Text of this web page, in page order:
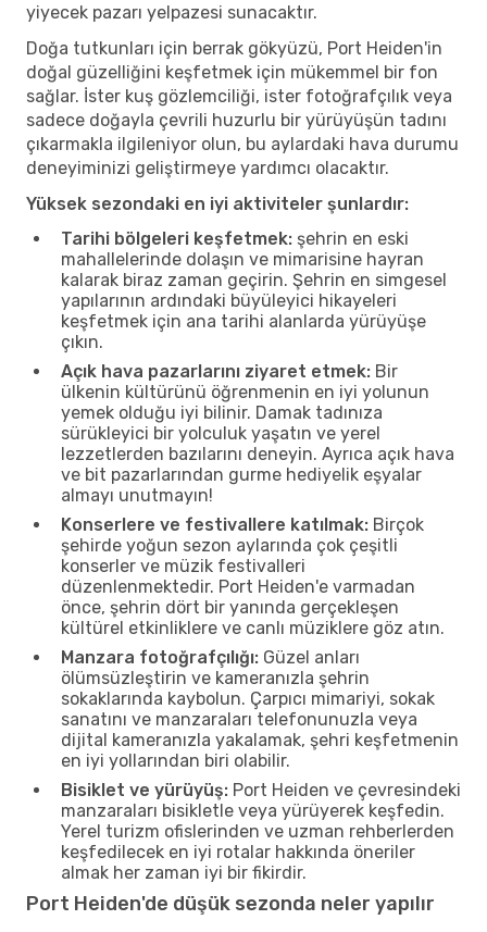
yiyecek pazarı yelpazesi sunacaktır.
Doğa tutkunları için berrak gökyüzü, Port Heiden'in
doğal güzelliğini keşfetmek için mükemmel bir fon
sağlar. İster kuş gözlemciliği, ister fotoğrafçılık veya
sadece doğayla çevrili huzurlu bir yürüyüşün tadını
çıkarmakla ilgileniyor olun, bu aylardaki hava durumu
deneyiminizi geliştirmeye yardımcı olacaktır.
Yüksek sezondaki en iyi aktiviteler şunlardır:
Tarihi bölgeleri keşfetmek: şehrin en eski
mahallelerinde dolaşın ve mimarisine hayran
kalarak biraz zaman geçirin. Şehrin en simgesel
yapılarının ardındaki büyüleyici hikayeleri
keşfetmek için ana tarihi alanlarda yürüyüşe
çıkın.
Açık hava pazarlarını ziyaret etmek: Bir
ülkenin kültürünü öğrenmenin en iyi yolunun
yemek olduğu iyi bilinir. Damak tadınıza
sürükleyici bir yolculuk yaşatın ve yerel
lezzetlerden bazılarını deneyin. Ayrıca açık hava
ve bit pazarlarından gurme hediyelik eşyalar
almayı unutmayın!
Konserlere ve festivallere katılmak: Birçok
şehirde yoğun sezon aylarında çok çeşitli
konserler ve müzik festivalleri
düzenlenmektedir. Port Heiden'e varmadan
önce, şehrin dört bir yanında gerçekleşen
kültürel etkinliklere ve canlı müziklere göz atın.
Manzara fotoğrafçılığı: Güzel anları
ölümsüzleştirin ve kameranızla şehrin
sokaklarında kaybolun. Çarpıcı mimariyi, sokak
sanatını ve manzaraları telefonunuzla veya
dijital kameranızla yakalamak, şehri keşfetmenin
en iyi yollarından biri olabilir.
Bisiklet ve yürüyüş: Port Heiden ve çevresindeki
manzaraları bisikletle veya yürüyerek keşfedin.
Yerel turizm ofislerinden ve uzman rehberlerden
keşfedilecek en iyi rotalar hakkında öneriler
almak her zaman iyi bir fikirdir.
Port Heiden'de düşük sezonda neler yapılır